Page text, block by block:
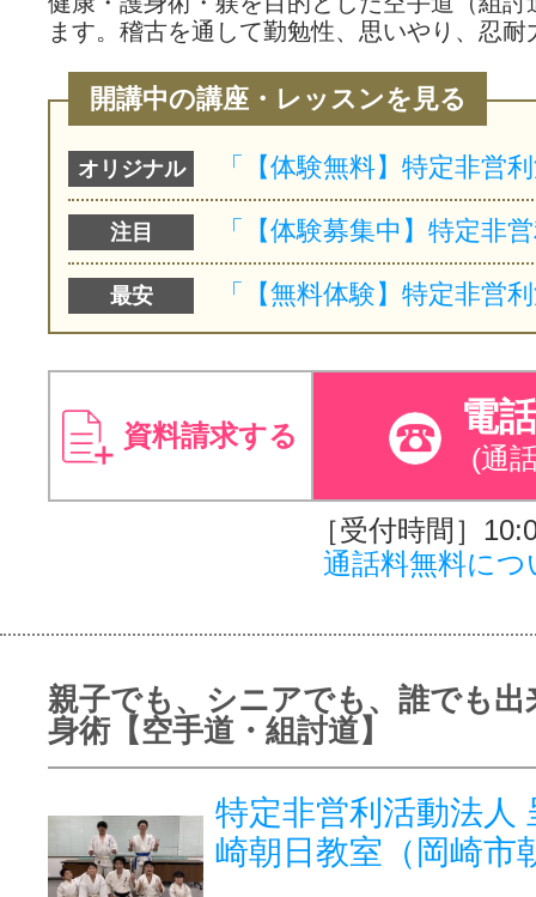
ます。稽古を通して勤勉性、思いやり、忍
開講中の講座・レッスンを見る
オリジナル
注目
最安
資料請求する 電
(通
［受付時間］
通話料無料につ
親子でも、シニアでも、誰でも出
身術【空手道・組討道】
特定非営利活動法人
崎朝日教室（岡崎市